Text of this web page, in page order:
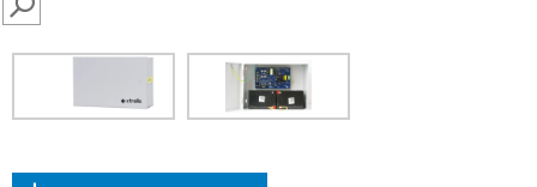
SEARCH